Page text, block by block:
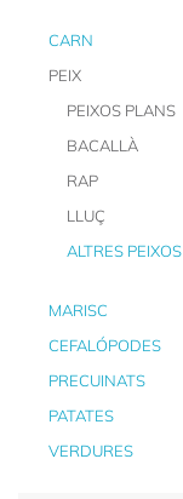
CARN
PEIX
PEIXOS PLANS
BACALLÀ
RAP
LLUÇ
ALTRES PEIXOS
MARISC
CEFALÓPODES
PRECUINATS
PATATES
VERDURES